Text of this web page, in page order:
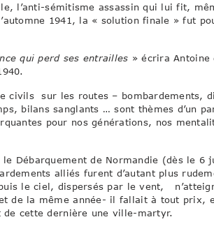
l’anti-sémitisme assassin qui lui fit,
1941, la « solution finale » fut
qui perd ses entrailles » écrira Antoine
civils sur les routes – bombardements,
bilans sanglants … sont thèmes d’un
pour nos générations, nos
Débarquement de Normandie (dès le
alliés furent d’autant plus
le ciel, dispersés par le vent,
de la même année- il fallait à tout prix,
cette dernière une ville-martyr.